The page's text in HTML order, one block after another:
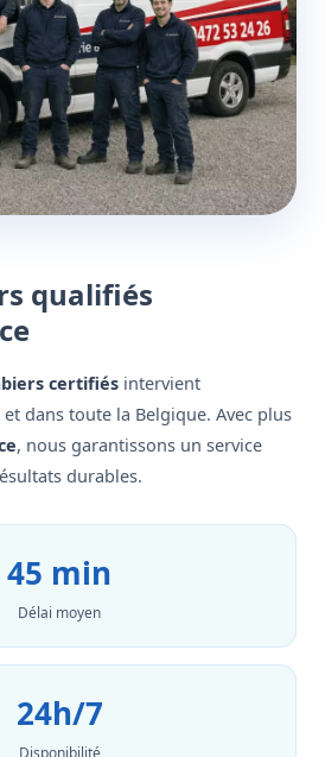
qualifiés
certifiés intervient
dans toute la Belgique. Avec plus
, nous garantissons un service
durables.
45 min
Délai moyen
24h/7
Disponibilité